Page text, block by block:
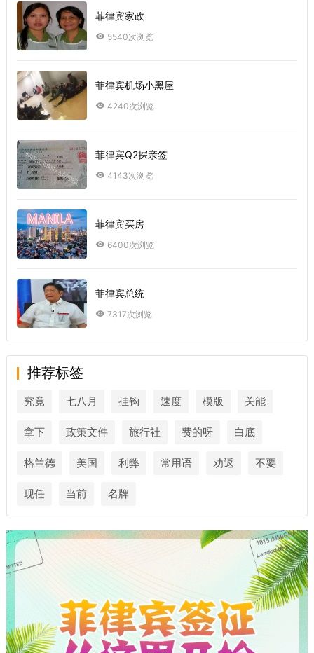
菲律宾家政
5540次浏览
菲律宾机场小黑屋
4240次浏览
菲律宾Q2探亲签
4143次浏览
菲律宾买房
6400次浏览
菲律宾总统
7317次浏览
推荐标签
究竟 七八月 挂钩 速度 模版 关能
拿下 政策文件 旅行社 费的呀 白底
格兰德 美国 利弊 常用语 劝返 不要
现任 当前 名牌